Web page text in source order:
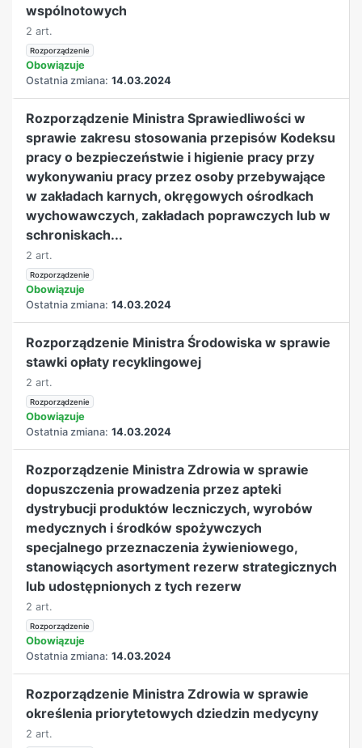
wspólnotowych
2 art.
Rozporządzenie
Obowiązuje
Ostatnia zmiana: 14.03.2024
Rozporządzenie Ministra Sprawiedliwości w
sprawie zakresu stosowania przepisów Kodeksu
pracy o bezpieczeństwie i higienie pracy przy
wykonywaniu pracy przez osoby przebywające
w zakładach karnych, okręgowych ośrodkach
wychowawczych, zakładach poprawczych lub w
schroniskach...
2 art.
Rozporządzenie
Obowiązuje
Ostatnia zmiana: 14.03.2024
Rozporządzenie Ministra Środowiska w sprawie
stawki opłaty recyklingowej
2 art.
Rozporządzenie
Obowiązuje
Ostatnia zmiana: 14.03.2024
Rozporządzenie Ministra Zdrowia w sprawie
dopuszczenia prowadzenia przez apteki
dystrybucji produktów leczniczych, wyrobów
medycznych i środków spożywczych
specjalnego przeznaczenia żywieniowego,
stanowiących asortyment rezerw strategicznych
lub udostępnionych z tych rezerw
2 art.
Rozporządzenie
Obowiązuje
Ostatnia zmiana: 14.03.2024
Rozporządzenie Ministra Zdrowia w sprawie
określenia priorytetowych dziedzin medycyny
2 art.